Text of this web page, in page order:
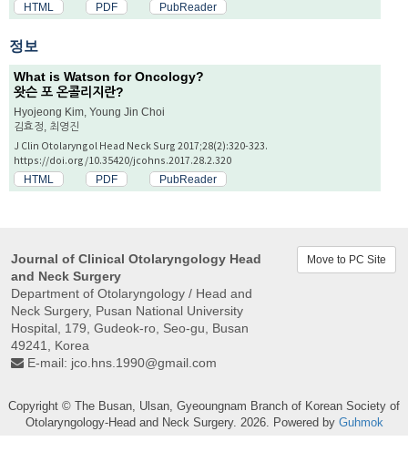
HTML PDF PubReader
정보
What is Watson for Oncology?
왓슨 포 온콜리지란?
Hyojeong Kim, Young Jin Choi
김효정, 최영진
J Clin Otolaryngol Head Neck Surg 2017;28(2):320-323.
https://doi.org/10.35420/jcohns.2017.28.2.320
HTML PDF PubReader
Journal of Clinical Otolaryngology Head
and Neck Surgery
Department of Otolaryngology / Head and
Neck Surgery, Pusan ​​National University
Hospital, 179, Gudeok-ro, Seo-gu, Busan
49241, Korea
E-mail: jco.hns.1990@gmail.com
Move to PC Site
Copyright © The Busan, Ulsan, Gyeoungnam Branch of Korean Society of
Otolaryngology-Head and Neck Surgery. 2026. Powered by Guhmok